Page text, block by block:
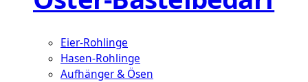
Eier-Rohlinge
Hasen-Rohlinge
Aufhänger & Ösen